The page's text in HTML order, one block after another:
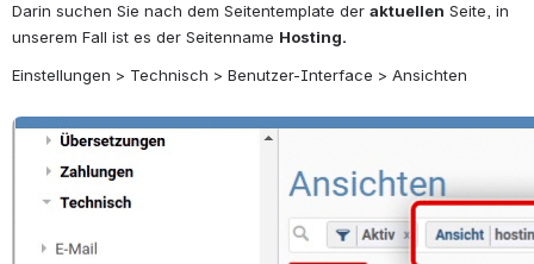
Darin suchen Sie nach dem Seitentemplate der aktuellen Seite, in
unserem Fall ist es der Seitenname Hosting.
Einstellungen > Technisch > Benutzer-Interface > Ansichten
öffnen